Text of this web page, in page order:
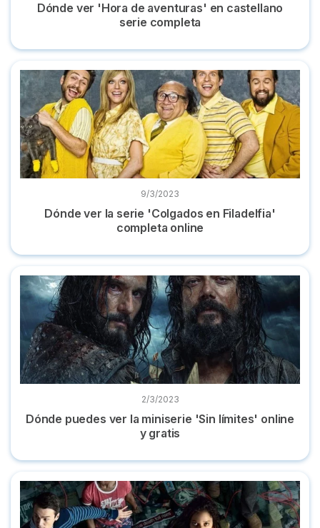
Dónde ver 'Hora de aventuras' en castellano
serie completa
Dónde ver la serie 'Colgados en Filadelfia' completa online
9/3/2023
Dónde ver la serie 'Colgados en Filadelfia'
completa online
Dónde puedes ver la miniserie 'Sin límites' online y gratis
2/3/2023
Dónde puedes ver la miniserie 'Sin límites' online
y gratis
Dónde ver la serie 'Utopía' completa y en castellano online